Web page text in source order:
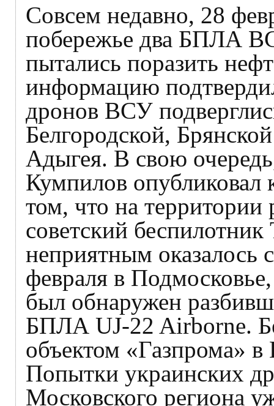
Совсем недавно, 28
побережье два БПЛА
пытались поразить
информацию
дронов ВСУ
Белгородской,
Адыгея. В свою
Кумпилов опубликовал
том, что на территории
советский
неприятным
февраля в
был обнаружен
БПЛА UJ-22 Airborne.
объектом «Газпрома»
Попытки украинских
Московского региона